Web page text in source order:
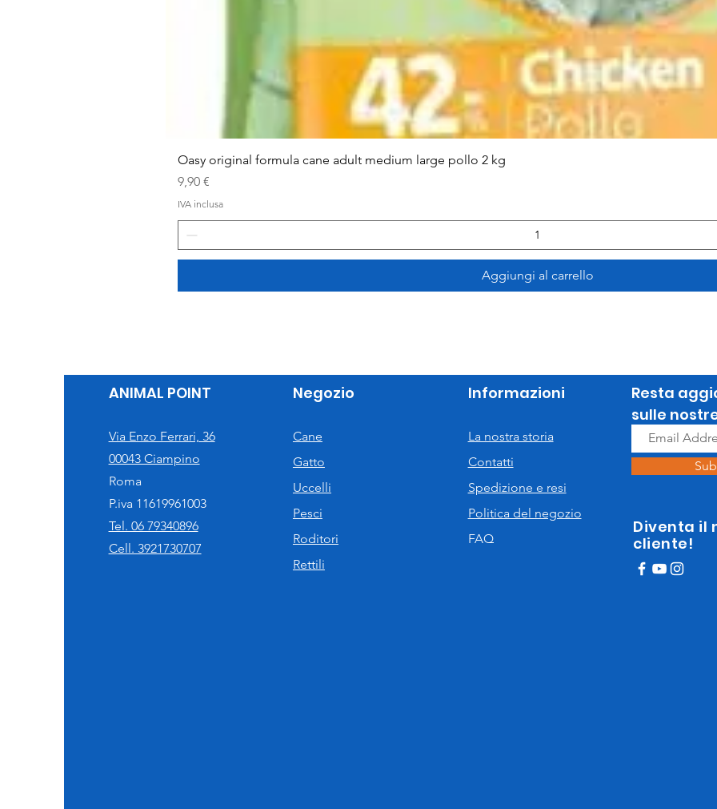
Oasy original formula cane adult medium large pollo 2 kg
Prezzo
9,90 €
IVA inclusa
Aggiungi al carrello
ANIMAL POINT
Via Enzo Ferrari, 36
00043 Ciampino
Roma
P.iva 11619961003
Tel. 06 79340896
Cell. 3921730707
Negozio
Cane
Gatto
Uccelli
Pesci
Roditori
Rettili
Informazioni
La nostra storia
Contatti
Spedizione e resi
Politica del negozio
FAQ
Resta
sulle
Diventa il
cliente!